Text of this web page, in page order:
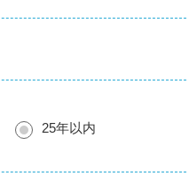
25年以内